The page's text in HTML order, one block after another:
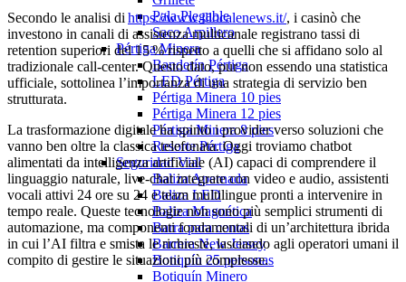
Pala Plegable
Saco Arpillero
Pértiga Minera
Banderín Pértiga
LED Pértiga
Pértiga Minera 10 pies
Pértiga Minera 12 pies
Pértiga Minera 8 pies
Resorte Pértiga
Seguridad Vial
Baliza Apernada
Baliza LED
Baliza Magnética
Barra para conos
Barrera New Jersey
Botiquín 25 personas
Botiquín Minero
Secondo le analisi di https://www.illocalenews.it/, i casinò che
investono in canali di assistenza multicanale registrano tassi di
retention superiori del 15 % rispetto a quelli che si affidano solo al
tradizionale call‑center. Questo dato, pur non essendo una statistica
ufficiale, sottolinea l’importanza di una strategia di servizio ben
strutturata.
La trasformazione digitale ha spinto i provider verso soluzioni che
vanno ben oltre la classica telefonata. Oggi troviamo chatbot
alimentati da intelligenza artificiale (AI) capaci di comprendere il
linguaggio naturale, live‑chat integrate con video e audio, assistenti
vocali attivi 24 ore su 24 e team multilingue pronti a intervenire in
tempo reale. Queste tecnologie non sono più semplici strumenti di
automazione, ma componenti fondamentali di un’architettura ibrida
in cui l’AI filtra e smista le richieste, lasciando agli operatori umani il
compito di gestire le situazioni più complesse.